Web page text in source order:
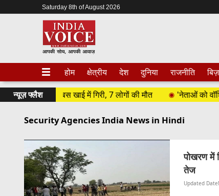
Saturday 8th of August 2026
होम क्षेत्रीय देश दुनिया राजनीति
न्यूज़ फ्लैश
से भरी बस खाई में गिरी, 7 लोगों की मौत 'नेताओं को वॉशिंग
Security Agencies India News in Hindi
पोखरण में
तेज
Updated Date